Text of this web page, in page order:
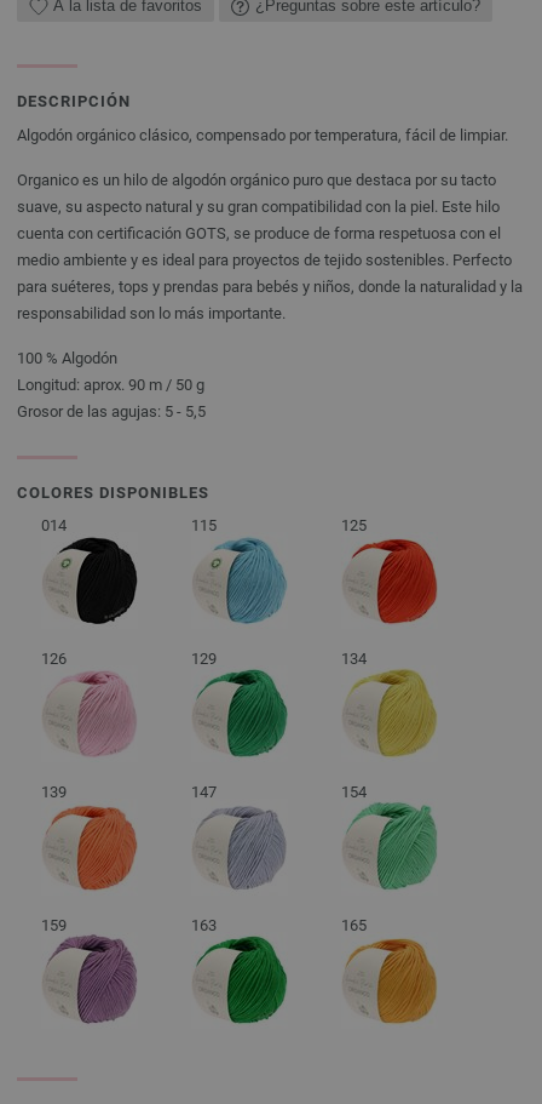
A la lista de favoritos ¿Preguntas sobre este artículo?
DESCRIPCIÓN
Algodón orgánico clásico, compensado por temperatura, fácil de limpiar.
Organico es un hilo de algodón orgánico puro que destaca por su tacto
suave, su aspecto natural y su gran compatibilidad con la piel. Este hilo
cuenta con certificación GOTS, se produce de forma respetuosa con el
medio ambiente y es ideal para proyectos de tejido sostenibles. Perfecto
para suéteres, tops y prendas para bebés y niños, donde la naturalidad y la
responsabilidad son lo más importante.
100 % Algodón
Longitud: aprox. 90 m / 50 g
Grosor de las agujas: 5 - 5,5
COLORES DISPONIBLES
014
115 125
126 129 134
139 147 154
159 163 165